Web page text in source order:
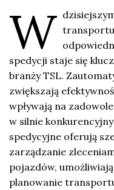
W
spedycji staje się
branży TSL.
zwiększają
wpływają na
w silnie
spedycyjne oferują
zarządzanie
pojazdów,
planowanie